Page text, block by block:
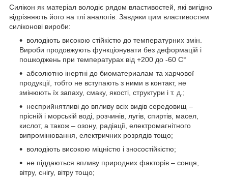
Силікон як матеріал володіє рядом властивостей, які вигідно
відрізняють його на тлі аналогів. Завдяки цим властивостям
силіконові вироби:
володіють високою стійкістю до температурних змін.
Вироби продовжують функціонувати без деформацій і
пошкоджень при температурах від +200 до -60 C°
абсолютно інертні до биоматериалам та харчової
продукції, тобто не вступають з ними в контакт, не
змінюють їх запаху, смаку, якості, структури і т. д.;
несприйнятливі до впливу всіх видів середовищ –
прісній і морській воді, розчинів, лугів, спиртів, масел,
кислот, а також – озону, радіації, електромагнітного
випромінювання, електричних розрядів тощо;
володіють високою міцністю і зносостійкістю;
не піддаються впливу природних факторів – сонця,
вітру, снігу, вітру тощо;